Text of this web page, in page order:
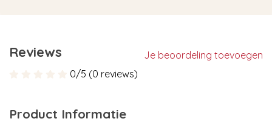
Reviews
Je beoordeling toevoegen
0/5 (0 reviews)
Product Informatie